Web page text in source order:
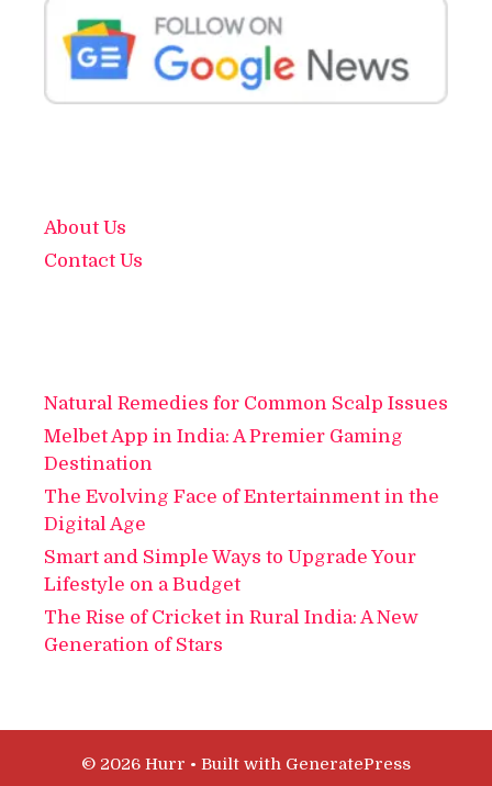
About Us
Contact Us
Natural Remedies for Common Scalp Issues
Melbet App in India: A Premier Gaming
Destination
The Evolving Face of Entertainment in the
Digital Age
Smart and Simple Ways to Upgrade Your
Lifestyle on a Budget
The Rise of Cricket in Rural India: A New
Generation of Stars
© 2026 Hurr • Built with GeneratePress